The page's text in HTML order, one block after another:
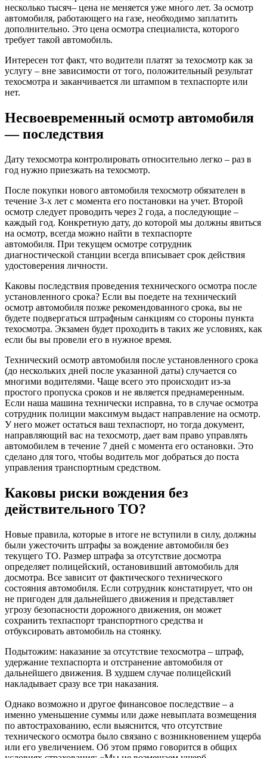
несколько тысяч– цена не меняется уже много лет. За осмотр
автомобиля, работающего на газе, необходимо заплатить
дополнительно. Это цена осмотра специалиста, которого
требует такой автомобиль.
Интересен тот факт, что водители платят за техосмотр как за
услугу – вне зависимости от того, положительный результат
техосмотра и заканчивается ли штампом в техпаспорте или
нет.
Несвоевременный осмотр автомобиля
— последствия
Дату техосмотра контролировать относительно легко – раз в
год нужно приезжать на техосмотр.
После покупки нового автомобиля техосмотр обязателен в
течение 3-х лет с момента его постановки на учет. Второй
осмотр следует проводить через 2 года, а последующие –
каждый год. Конкретную дату, до которой мы должны явиться
на осмотр, всегда можно найти в техпаспорте
автомобиля. При текущем осмотре сотрудник
диагностической станции всегда вписывает срок действия
удостоверения личности.
Каковы последствия проведения технического осмотра после
установленного срока? Если вы поедете на технический
осмотр автомобиля позже рекомендованного срока, вы не
будете подвергаться штрафным санкциям со стороны пункта
техосмотра. Экзамен будет проходить в таких же условиях, как
если бы вы провели его в нужное время.
Технический осмотр автомобиля после установленного срока
(до нескольких дней после указанной даты) случается со
многими водителями. Чаще всего это происходит из-за
простого пропуска сроков и не является преднамеренным.
Если наша машина технически исправна, то в случае осмотра
сотрудник полиции максимум выдаст направление на осмотр.
У него может остаться ваш техпаспорт, но тогда документ,
направляющий вас на техосмотр, дает вам право управлять
автомобилем в течение 7 дней с момента его остановки. Это
сделано для того, чтобы водитель мог добраться до поста
управления транспортным средством.
Каковы риски вождения без
действительного ТО?
Новые правила, которые в итоге не вступили в силу, должны
были ужесточить штрафы за вождение автомобиля без
текущего ТО. Размер штрафа за отсутствие досмотра
определяет полицейский, остановивший автомобиль для
досмотра. Все зависит от фактического технического
состояния автомобиля. Если сотрудник констатирует, что он
не пригоден для дальнейшего движения и представляет
угрозу безопасности дорожного движения, он может
сохранить техпаспорт транспортного средства и
отбуксировать автомобиль на стоянку.
Подытожим: наказание за отсутствие техосмотра – штраф,
удержание техпаспорта и отстранение автомобиля от
дальнейшего движения. В худшем случае полицейский
накладывает сразу все три наказания.
Однако возможно и другое финансовое последствие – а
именно уменьшение суммы или даже невыплата возмещения
по автострахованию, если выяснится, что отсутствие
технического осмотра было связано с возникновением ущерба
или его увеличением. Об этом прямо говорится в общих